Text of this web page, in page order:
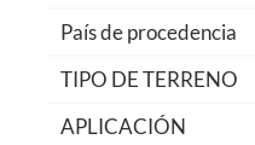
País de procedencia
TIPO DE TERRENO
APLICACIÓN